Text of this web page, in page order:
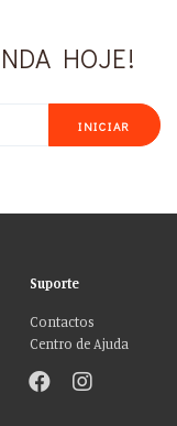
HOJE!
INICIAR
Suporte
Contactos
Centro de Ajuda